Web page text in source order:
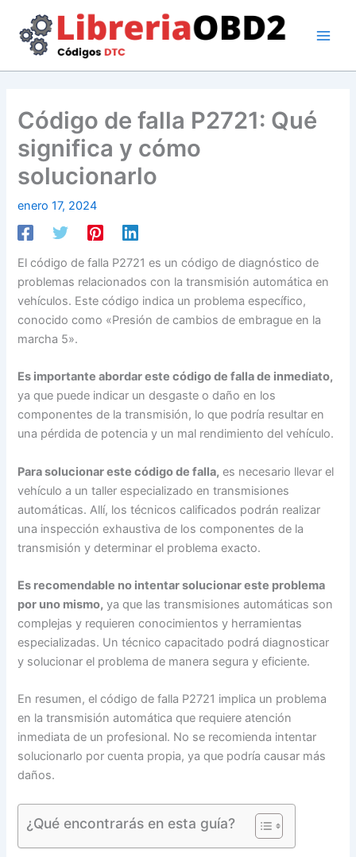
contenido
Código de falla P2721: Qué
significa y cómo
solucionarlo
enero 17, 2024
El código de falla P2721 es un código de diagnóstico de
problemas relacionados con la transmisión automática en
vehículos. Este código indica un problema específico,
conocido como «Presión de cambios de embrague en la
marcha 5».
Es importante abordar este código de falla de inmediato,
ya que puede indicar un desgaste o daño en los
componentes de la transmisión, lo que podría resultar en
una pérdida de potencia y un mal rendimiento del vehículo.
Para solucionar este código de falla, es necesario llevar el
vehículo a un taller especializado en transmisiones
automáticas. Allí, los técnicos calificados podrán realizar
una inspección exhaustiva de los componentes de la
transmisión y determinar el problema exacto.
Es recomendable no intentar solucionar este problema
por uno mismo, ya que las transmisiones automáticas son
complejas y requieren conocimientos y herramientas
especializadas. Un técnico capacitado podrá diagnosticar
y solucionar el problema de manera segura y eficiente.
En resumen, el código de falla P2721 implica un problema
en la transmisión automática que requiere atención
inmediata de un profesional. No se recomienda intentar
solucionarlo por cuenta propia, ya que podría causar más
daños.
¿Qué encontrarás en esta guía?